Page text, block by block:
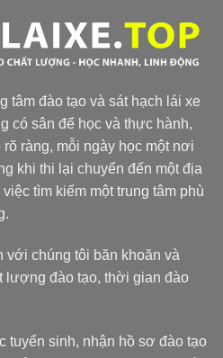
tâm đào tạo và sát hạch lái xe
có sân để học và thực hành,
ràng, mỗi ngày học một nơi
khi thi lại chuyển đến một địa
tìm kiếm một trung tâm phù
với chúng tôi băn khoăn và
lượng đào tạo, thời gian đào
tuyển sinh, nhận hồ sơ đào tạo